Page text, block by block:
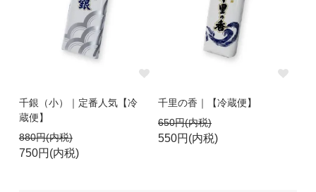
千銀（小）｜定番人気【冷
蔵便】
880円(内税)
750円(内税)
千里の香｜【冷蔵便】
650円(内税)
550円(内税)